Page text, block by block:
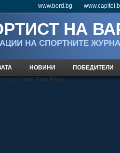
www.bord.bg
НА
НА СПОРТНИТЕ
НОВИНИ ПОБЕДИТЕЛИ
of Adobe Flash Player.